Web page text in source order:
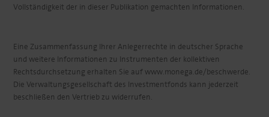
Vollständigkeit der in dieser Publikation gemachten Informationen.
Eine Zusammenfassung Ihrer Anlegerrechte in deutscher Sprache
und weitere Informationen zu Instrumenten der kollektiven
Rechtsdurchsetzung erhalten Sie auf www.monega.de/beschwerde.
Die Verwaltungsgesellschaft des Investmentfonds kann jederzeit
beschließen den Vertrieb zu widerrufen.